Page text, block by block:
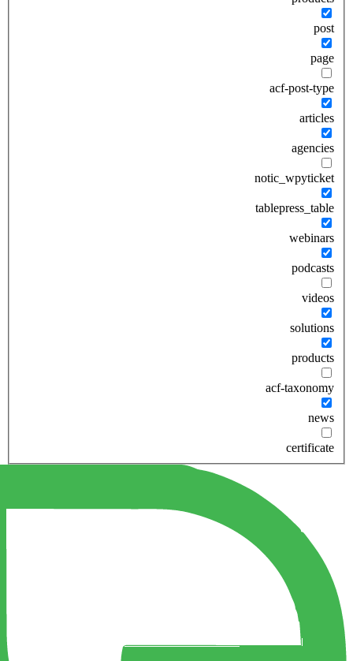
post
page
acf-post-type
articles
agencies
notic_wpyticket
tablepress_table
webinars
podcasts
videos
solutions
products
acf-taxonomy
news
certificate